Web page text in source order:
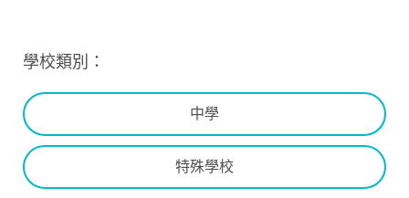
學校類別：
中學
特殊學校